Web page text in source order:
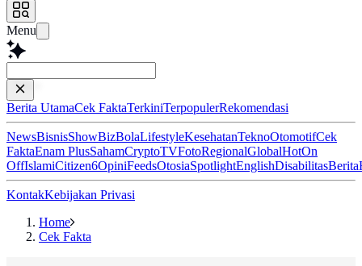
Menu
Baca lebih
Berita UtamaCek FaktaTerkiniTerpopulerRekomendasi
NewsBisnisShowBizBolaLifestyleKesehatanTeknoOtomotifCek
FaktaEnam PlusSahamCryptoTVFotoRegionalGlobalHotOn
OffIslamiCitizen6OpiniFeedsOtosiaSpotlightEnglishDisabilitasBerita
KontakKebijakan Privasi
Home
Cek Fakta